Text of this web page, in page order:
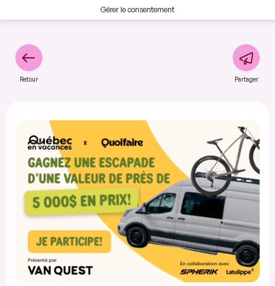
Gérer le consentement
Retour Partager